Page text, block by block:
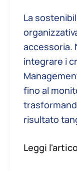
La
accessoria.
integrare i
fino al
risultato
Leggi